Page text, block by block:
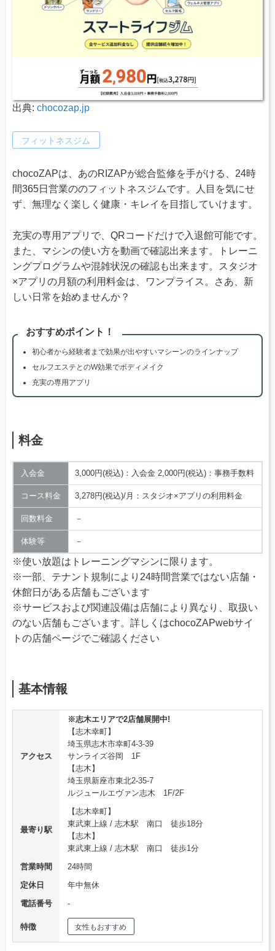
出典: chocozap.jp
フィットネスジム
chocoZAPは、あのRIZAPが総合監修を手がける、24時
間365日営業ののフィットネスジムです。人目を気にせ
ず、無理なく楽しく健康・キレイを目指していけます。
充実の専用アプリで、QRコードだけで入退館可能です。
また、マシンの使い方を動画で確認出来ます。トレーニ
ングプログラムや混雑状況の確認も出来ます。スタジオ
×アプリの月額の利用料金は、ワンプライス。さあ、新
しい日常を始めませんか？
おすすめポイント！
初心者から経験者まで効果が出やすいマシーンのラインナップ
セルフエステとのW効果でボディメイク
充実の専用アプリ
料金
入会金 3,000円(税込)：入会金 2,000円(税込)：事務手数料
コース料金 3,278円(税込)/月：スタジオ×アプリの利用料金
回数料金 －
体験等 －
※使い放題はトレーニングマシンに限ります。
※一部、テナント規制により24時間営業ではない店舗・
休館日がある店舗もございます
※サービスおよび関連設備は店舗により異なり、取扱い
のない店舗もございます。詳しくはchocoZAPwebサイ
トの店舗ページでご確認ください
基本情報
アクセス
※志木エリアで2店舗展開中!
【志木幸町】
埼玉県志木市幸町4-3-39
サンライズ谷岡 1F
【志木】
埼玉県新座市東北2-35-7
ルジュールエヴァン志木 1F/2F
最寄り駅
【志木幸町】
東武東上線 / 志木駅 南口 徒歩18分
【志木】
東武東上線 / 志木駅 南口 徒歩1分
営業時間
24時間
定休日
年中無休
電話番号
‐
特徴 女性もおすすめ